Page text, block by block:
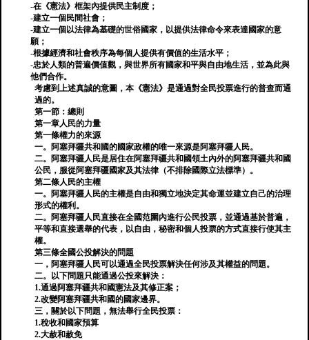
-在《憲法》框架內提供民主制度；
-建立一個民間社會；
-建立一個以法律為基礎的世俗國家，以提供法律命令來表達國家的意
願；
-根據經濟和社會秩序為每個人提供有價值的生活水平；
-忠於人類的普遍價值觀，與世界所有國家和平與自由地生活，並為此與
他們合作。
考慮到上述真誠的意圖，本《憲法》是通過對全民投票進行的普查而通
過的。
第一節：總則
第一章人民的力量
第一條權力的來源
一。阿塞拜疆共和國的國家政權的唯一來源是阿塞拜疆人民。
二。阿塞拜疆人民是居住在阿塞拜疆共和國領土內外的阿塞拜疆共和國
公民，服從阿塞拜疆國家及其法律（不排除國際立法標準）。
第二條人民的主權
一。阿塞拜疆人民的主權是自由和獨立地決定其命運並建立自己的治理
形式的權利。
二。阿塞拜疆人民直接在全國范圍內進行公民投票，並通過基於普遍，
平等和直接選舉的代表，以自由，秘密和個人投票的方式直接行使其主
權。
第三條全國公投解決的問題
一，阿塞拜疆人民可以通過全民投票解決任何涉及其權益的問題。
二。以下問題只能通過公投來解決：
1.通過阿塞拜疆共和國憲法及其修正案；
2.改變阿塞拜疆共和國的國家邊界。
三，關於以下問題，無法舉行全民投票：
1.稅收和國家預算
2.大赦和赦免